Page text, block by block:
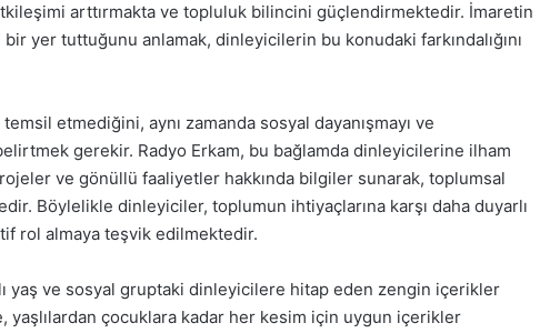
arttırmakta ve topluluk bilincini güçlendirmektedir. İmaretin
yer tuttuğunu anlamak, dinleyicilerin bu konudaki farkındalığını
etmediğini, aynı zamanda sosyal dayanışmayı ve
gerekir. Radyo Erkam, bu bağlamda dinleyicilerine ilham
ve gönüllü faaliyetler hakkında bilgiler sunarak, toplumsal
Böylelikle dinleyiciler, toplumun ihtiyaçlarına karşı daha duyarlı
rol almaya teşvik edilmektedir.
yaş ve sosyal gruptaki dinleyicilere hitap eden zengin içerikler
yaşlılardan çocuklara kadar her kesim için uygun içerikler